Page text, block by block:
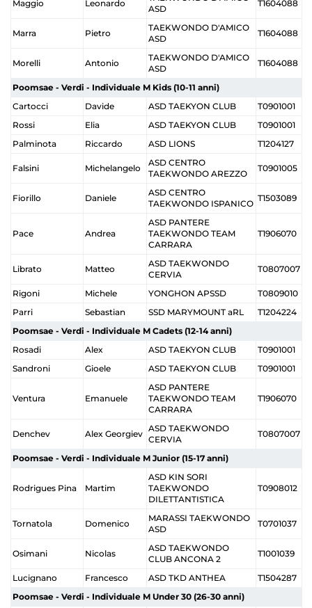
Maggio Leonardo
ASD
T1604088
Marra Pietro
TAEKWONDO D'AMICO
ASD
T1604088
Morelli Antonio
TAEKWONDO D'AMICO
ASD
T1604088
Poomsae - Verdi - Individuale M Kids (10-11 anni)
Cartocci
Davide ASD TAEKYON CLUB
T0901001
Rossi
Elia ASD TAEKYON CLUB
T0901001
Palminota
Riccardo ASD LIONS T1204127
Falsini Michelangelo
ASD CENTRO
TAEKWONDO AREZZO
T0901005
Fiorillo Daniele
ASD CENTRO
TAEKWONDO ISPANICO
T1503089
Pace Andrea
ASD PANTERE
TAEKWONDO TEAM
CARRARA
T1906070
Librato Matteo
ASD TAEKWONDO
CERVIA
T0807007
Rigoni Michele YONGHON APSSD
T0809010
Parri
Sebastian SSD MARYMOUNT aRL
T1204224
Poomsae - Verdi - Individuale M Cadets (12-14 anni)
Rosadi
Alex ASD TAEKYON CLUB
T0901001
Sandroni
Gioele ASD TAEKYON CLUB T0901001
Ventura Emanuele
ASD PANTERE
TAEKWONDO TEAM
CARRARA
T1906070
Denchev Alex Georgiev
ASD TAEKWONDO
CERVIA
T0807007
Poomsae - Verdi - Individuale M Junior (15-17 anni)
Rodrigues Pina Martim
ASD KIN SORI
TAEKWONDO
DILETTANTISTICA
T0908012
Tornatola Domenico
MARASSI TAEKWONDO
ASD
T0701037
Osimani Nicolas
ASD TAEKWONDO
CLUB ANCONA 2
T1001039
Lucignano Francesco ASD TKD ANTHEA
T1504287
Poomsae - Verdi - Individuale M Under 30 (26-30 anni)